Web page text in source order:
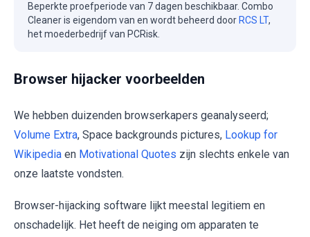
Beperkte proefperiode van 7 dagen beschikbaar. Combo
Cleaner is eigendom van en wordt beheerd door RCS LT,
het moederbedrijf van PCRisk.
Browser hijacker voorbeelden
We hebben duizenden browserkapers geanalyseerd;
Volume Extra, Space backgrounds pictures, Lookup for
Wikipedia en Motivational Quotes zijn slechts enkele van
onze laatste vondsten.
Browser-hijacking software lijkt meestal legitiem en
onschadelijk. Het heeft de neiging om apparaten te